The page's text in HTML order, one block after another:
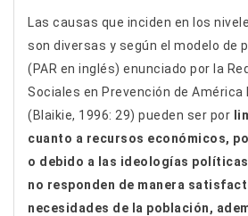
Las causas que inciden en los
son diversas y según el modelo de
(PAR en inglés) enunciado por la
Sociales en Prevención de América
(Blaikie, 1996: 29) pueden ser por
cuanto a recursos económicos,
o debido a las ideologías
no responden de manera
necesidades de la población,